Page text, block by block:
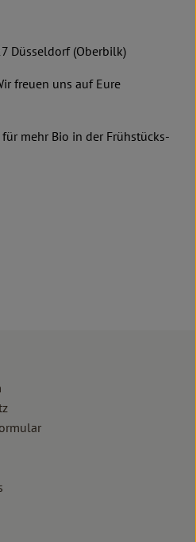
Düsseldorf (Oberbilk)
freuen uns auf Eure
mehr Bio in der Frühstücks-
photos/